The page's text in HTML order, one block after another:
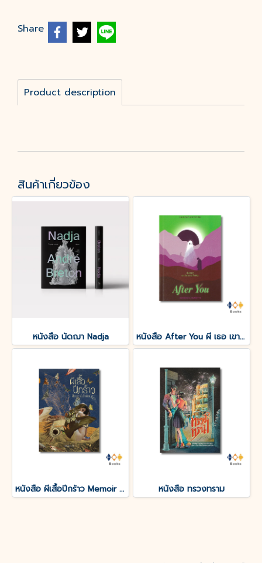
Share
Product description
สินค้าเกี่ยวข้อง
หนังสือ นัดฌา Nadja หนังสือ After You ผี เธอ เขา และเรื่องของเราที่ไม่มีคุณ
หนังสือ ผีเสื้อปีกร้าว Memoir of a Broken Bitch หนังสือ ทรวงทราม